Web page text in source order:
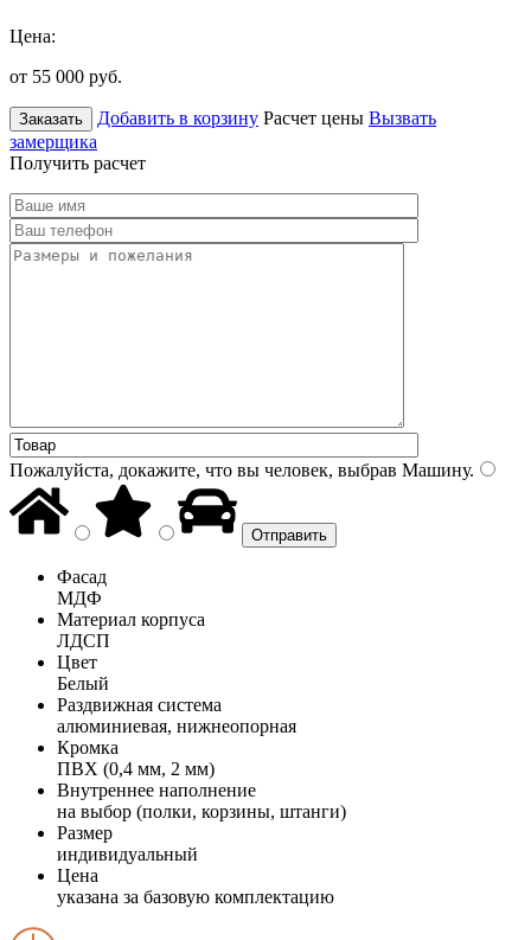
Цена:
от 55 000 руб.
Заказать Добавить в корзину Расчет цены Вызвать
замерщика
Получить расчет
Пожалуйста, докажите, что вы человек, выбрав Машину.
Фасад
МДФ
Материал корпуса
ЛДСП
Цвет
Белый
Раздвижная система
алюминиевая, нижнеопорная
Кромка
ПВХ (0,4 мм, 2 мм)
Внутреннее наполнение
на выбор (полки, корзины, штанги)
Размер
индивидуальный
Цена
указана за базовую комплектацию